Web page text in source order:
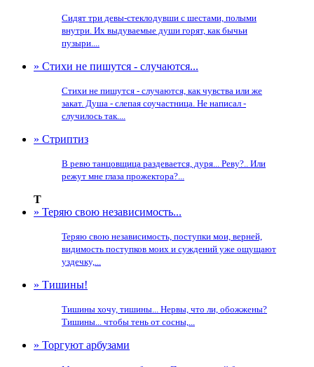
Сидят три девы-стеклодувши с шестами, полыми
внутри. Их выдуваемые души горят, как бычьи
пузыри....
» Стихи не пишутся - случаются...
Стихи не пишутся - случаются, как чувства или же
закат. Душа - слепая соучастница. Не написал -
случилось так....
» Стриптиз
В ревю танцовщица раздевается, дуря... Реву?.. Или
режут мне глаза прожектора?...
Т
» Теряю свою независимость...
Теряю свою независимость, поступки мои, верней,
видимость поступков моих и суждений уже ощущают
уздечку,...
» Тишины!
Тишины хочу, тишины... Нервы, что ли, обожжены?
Тишины... чтобы тень от сосны,...
» Торгуют арбузами